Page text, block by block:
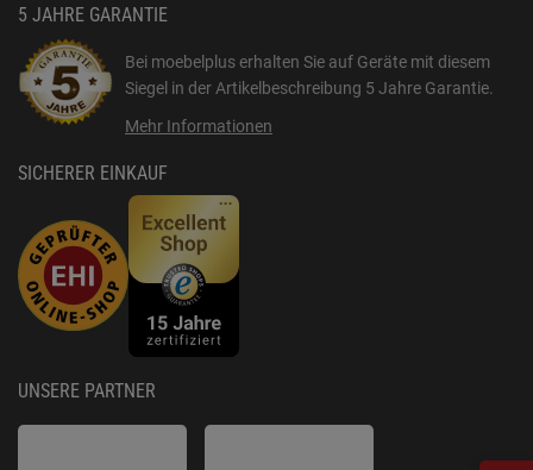
5 JAHRE GARANTIE
Bei moebelplus erhalten Sie auf Geräte mit diesem
Siegel in der Artikelbeschreibung 5 Jahre Garantie.
Mehr Informationen
SICHERER EINKAUF
UNSERE PARTNER